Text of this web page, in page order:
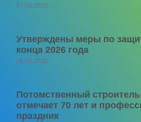
07.08.2026
Утверждены меры по
конца 2026 года
06.08.2026
Потомственный
отмечает 70 лет и
праздник